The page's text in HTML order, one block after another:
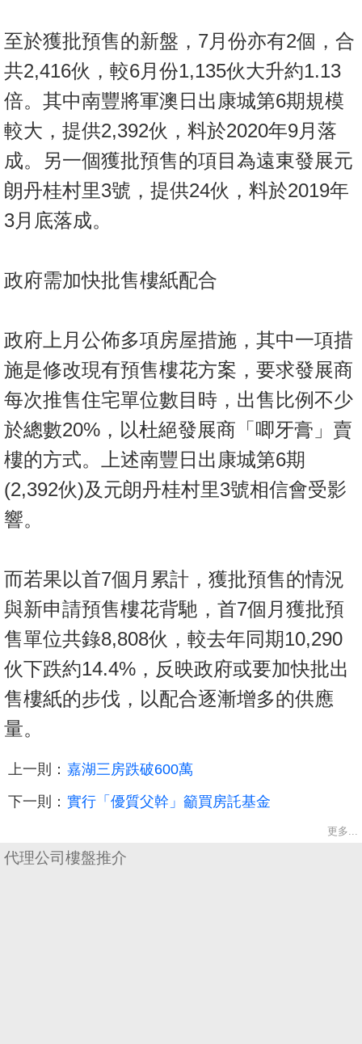
至於獲批預售的新盤，7月份亦有2個，合
共2,416伙，較6月份1,135伙大升約1.13
倍。其中南豐將軍澳日出康城第6期規模
較大，提供2,392伙，料於2020年9月落
成。另一個獲批預售的項目為遠東發展元
朗丹桂村里3號，提供24伙，料於2019年
3月底落成。
政府需加快批售樓紙配合
政府上月公佈多項房屋措施，其中一項措
施是修改現有預售樓花方案，要求發展商
每次推售住宅單位數目時，出售比例不少
於總數20%，以杜絕發展商「唧牙膏」賣
樓的方式。上述南豐日出康城第6期
(2,392伙)及元朗丹桂村里3號相信會受影
響。
而若果以首7個月累計，獲批預售的情況
與新申請預售樓花背馳，首7個月獲批預
售單位共錄8,808伙，較去年同期10,290
伙下跌約14.4%，反映政府或要加快批出
售樓紙的步伐，以配合逐漸增多的供應
量。
上一則： 嘉湖三房跌破600萬
下一則： 實行「優質父幹」籲買房託基金
更多...
代理公司樓盤推介